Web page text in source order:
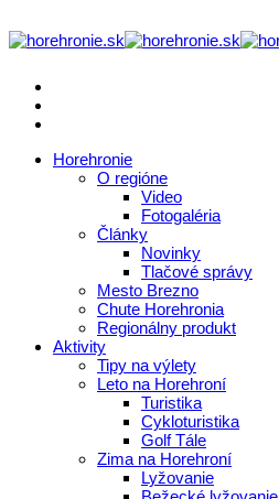
Horehronie
O regióne
Video
Fotogaléria
Články
Novinky
Tlačové správy
Mesto Brezno
Chute Horehronia
Regionálny produkt
Aktivity
Tipy na výlety
Leto na Horehroní
Turistika
Cykloturistika
Golf Tále
Zima na Horehroní
Lyžovanie